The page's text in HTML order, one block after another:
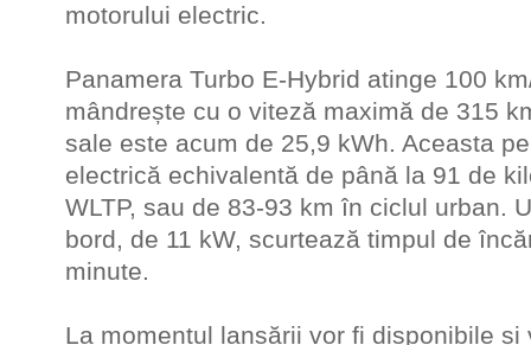
motorului electric.
Panamera Turbo E-Hybrid atinge 100
mândrește cu o viteză maximă de 315
sale este acum de 25,9 kWh. Aceasta
electrică echivalentă de până la 91 de
WLTP, sau de 83-93 km în ciclul urban.
bord, de 11 kW, scurtează timpul de
minute.
La momentul lansării vor fi disponibile și